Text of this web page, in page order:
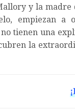
y la madre
empiezan a
tienen una
la